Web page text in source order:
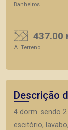
Banheiros
437.00
A. Terreno
Descrição
4 dorm. sendo 2
escitório,